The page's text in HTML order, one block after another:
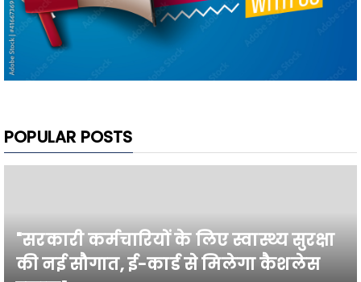
POPULAR POSTS
"सरकारी कर्मचारियों के लिए स्वास्थ्य सुरक्षा
की नई सौगात, ई-कार्ड से मिलेगा कैशलेस